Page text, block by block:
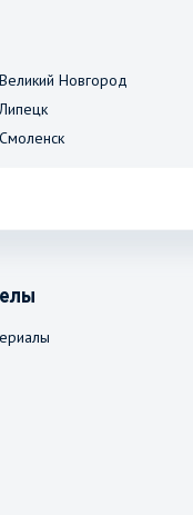
Великий Новгород
Липецк
Смоленск